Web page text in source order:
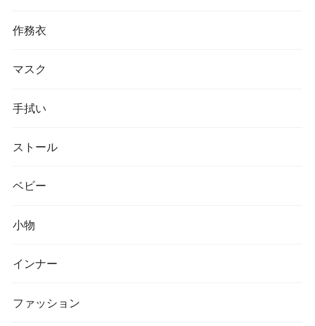
作務衣
マスク
手拭い
ストール
ベビー
小物
インナー
ファッション